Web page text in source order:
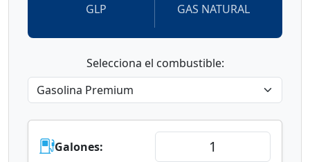
GLP GAS NATURAL
Selecciona el combustible:
Galones: